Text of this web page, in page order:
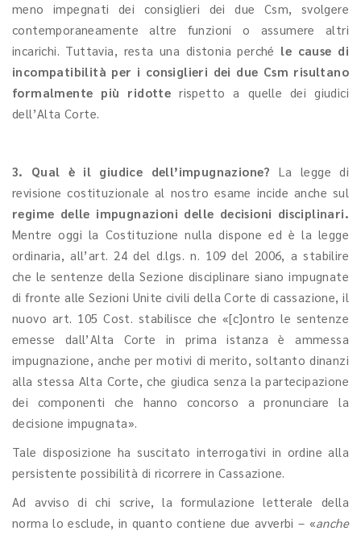
meno impegnati dei consiglieri dei due Csm, svolgere
contemporaneamente altre funzioni o assumere altri
incarichi. Tuttavia, resta una distonia perché le cause di
incompatibilità per i consiglieri dei due Csm risultano
formalmente più ridotte rispetto a quelle dei giudici
dell’Alta Corte.
3. Qual è il giudice dell’impugnazione? La legge di
revisione costituzionale al nostro esame incide anche sul
regime delle impugnazioni delle decisioni disciplinari.
Mentre oggi la Costituzione nulla dispone ed è la legge
ordinaria, all’art. 24 del d.lgs. n. 109 del 2006, a stabilire
che le sentenze della Sezione disciplinare siano impugnate
di fronte alle Sezioni Unite civili della Corte di cassazione, il
nuovo art. 105 Cost. stabilisce che «[c]ontro le sentenze
emesse dall’Alta Corte in prima istanza è ammessa
impugnazione, anche per motivi di merito, soltanto dinanzi
alla stessa Alta Corte, che giudica senza la partecipazione
dei componenti che hanno concorso a pronunciare la
decisione impugnata».
Tale disposizione ha suscitato interrogativi in ordine alla
persistente possibilità di ricorrere in Cassazione.
Ad avviso di chi scrive, la formulazione letterale della
norma lo esclude, in quanto contiene due avverbi – «anche